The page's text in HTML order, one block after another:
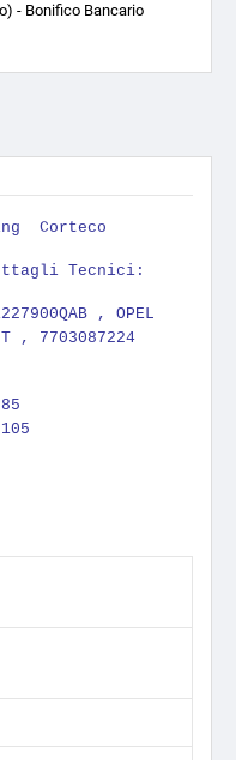
- Bonifico Bancario
Corteco
Tecnici:
, OPEL
, 7703087224